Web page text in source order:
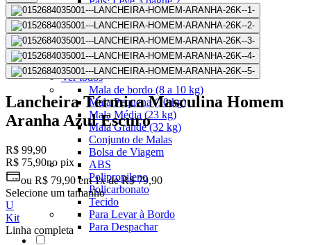
Malas Com Desconto
Últimas unidades
Kits Escolares Com Desconto
malas
Ver todos
Mala de bordo (8 a 10 kg)
Mala Pequena (10 kg)
Mala Média (23 kg)
Mala Grande (32 kg)
Conjunto de Malas
Bolsa de Viagem
ABS
Polipropileno
Policarbonato
Tecido
Para Levar à Bordo
Para Despachar
Lancheira Térmica Masculina Homem
Aranha Azul Escuro
R$ 99,90
R$ 75,90no pix
ou R$ 79,90 em1x de R$ 79,90
Selecione um tamanho
U
Kit
Linha completa